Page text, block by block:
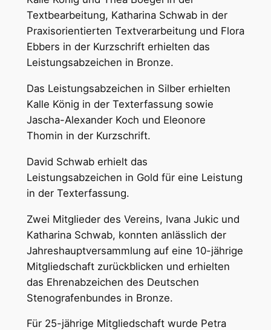
Textbearbeitung, Katharina Schwab in der
Praxisorientierten Textverarbeitung und Flora
Ebbers in der Kurzschrift erhielten das
Leistungsabzeichen in Bronze.
Das Leistungsabzeichen in Silber erhielten
Kalle König in der Texterfassung sowie
Jascha-Alexander Koch und Eleonore
Thomin in der Kurzschrift.
David Schwab erhielt das
Leistungsabzeichen in Gold für eine Leistung
in der Texterfassung.
Zwei Mitglieder des Vereins, Ivana Jukic und
Katharina Schwab, konnten anlässlich der
Jahreshauptversammlung auf eine 10-jährige
Mitgliedschaft zurückblicken und erhielten
das Ehrenabzeichen des Deutschen
Stenografenbundes in Bronze.
Für 25-jährige Mitgliedschaft wurde Petra